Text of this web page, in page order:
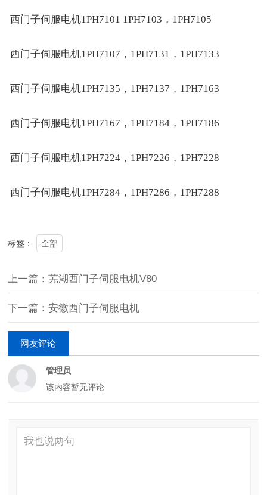
西门子伺服电机1PH7101 1PH7103，1PH7105
西门子伺服电机1PH7107，1PH7131，1PH7133
西门子伺服电机1PH7135，1PH7137，1PH7163
西门子伺服电机1PH7167，1PH7184，1PH7186
西门子伺服电机1PH7224，1PH7226，1PH7228
西门子伺服电机1PH7284，1PH7286，1PH7288
标签： 全部
上一篇：芜湖西门子伺服电机V80
下一篇：安徽西门子伺服电机
网友评论
管理员
该内容暂无评论